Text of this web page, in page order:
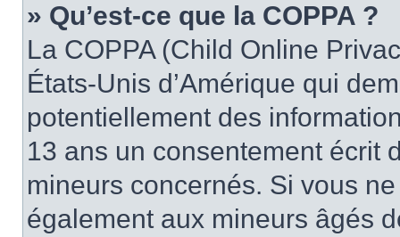
» Qu’est-ce que la COPPA ?
La COPPA (Child Online
États-Unis d’Amérique qui
potentiellement des
13 ans un consentement écrit
mineurs concernés. Si vous
également aux mineurs âgés